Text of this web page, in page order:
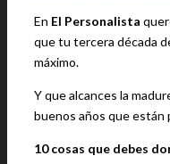
En El Personalista
que tu tercera década
máximo.
Y que alcances la
buenos años que están
10 cosas que debes